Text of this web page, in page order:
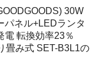
30W
パネル+LEDランタ
電 転換効率23％
畳み式 SET-B3L1の